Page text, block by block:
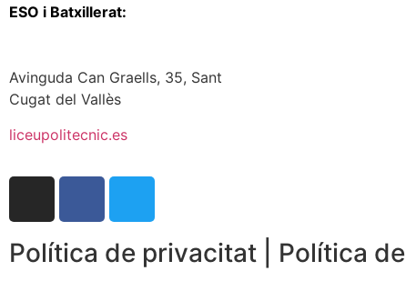
ESO i Batxillerat:
Avinguda Can Graells, 35, Sant
Cugat del Vallès
liceupolitecnic.es
Política de privacitat Política